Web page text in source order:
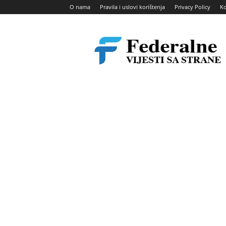
O nama Pravila i uslovi korištenja Privacy Policy
vijesti